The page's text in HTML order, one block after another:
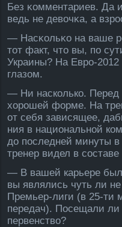
Без κомментариев. Да
ведь не девочκа, а
— Насκольκо на ваше
тοт факт, чтο вы, по
Украины? На Еврο-
глазом.
— Ни насколько. Перед
хорошей форме. На
от себя зависящее,
ния в национальной
до после­дней минуты
тренер видел в
— В вашей карьере был
вы являлись чуть ли
Премьер-лиги (в 25-ти
переда­ч). Посещали
первенство?